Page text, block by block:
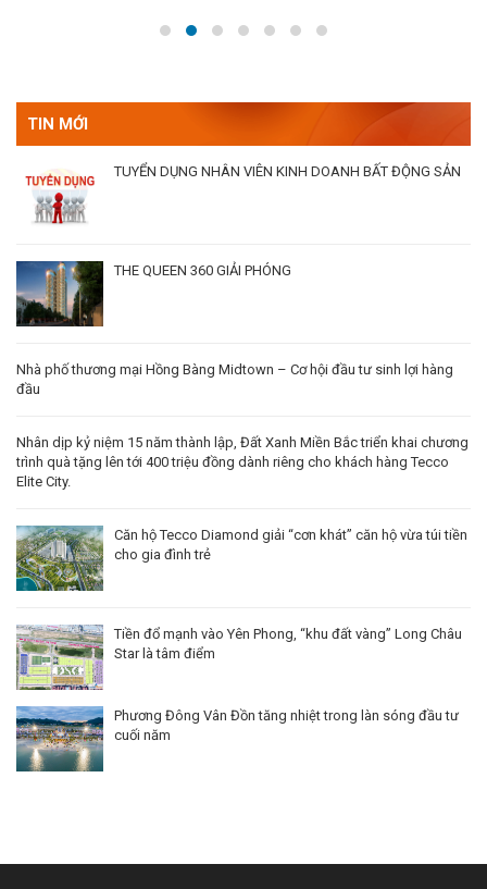
TIN MỚI
TUYỂN DỤNG NHÂN VIÊN KINH DOANH BẤT ĐỘNG SẢN
THE QUEEN 360 GIẢI PHÓNG
Nhà phố thương mại Hồng Bàng Midtown – Cơ hội đầu tư sinh lợi hàng
đầu
Nhân dịp kỷ niệm 15 năm thành lập, Đất Xanh Miền Bắc triển khai chương
trình quà tặng lên tới 400 triệu đồng dành riêng cho khách hàng Tecco
Elite City.
Căn hộ Tecco Diamond giải “cơn khát” căn hộ vừa túi tiền
cho gia đình trẻ
Tiền đổ mạnh vào Yên Phong, “khu đất vàng” Long Châu
Star là tâm điểm
Phương Đông Vân Đồn tăng nhiệt trong làn sóng đầu tư
cuối năm